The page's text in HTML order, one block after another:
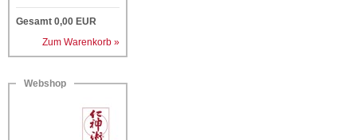
Gesamt 0,00 EUR
Zum Warenkorb »
Webshop